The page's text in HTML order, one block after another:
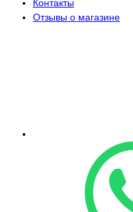
Контакты
Отзывы о магазине